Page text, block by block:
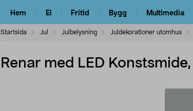
Hem El Fritid Bygg Multimedia
Startsida Jul Julbelysning Juldekorationer utomhus
Renar med LED